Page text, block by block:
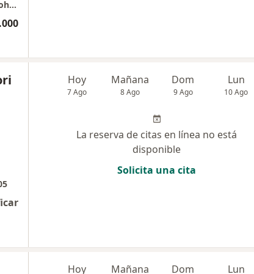
Periodoncia e Implantes dentales Usaquen Dra Johanna Calderon
Hoy
7 Ago
Mañana
8 Ago
Dom
9 Ago
Lun
10 Ago
La reserva de citas en línea no está
disponible
Solicita una cita
Hoy Mañana Dom Lun